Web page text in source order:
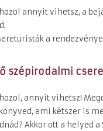
annyit vihetsz, a
a
szépirodalmi
annyit vihetsz!
ami kétszer is
Akkor ott a helyed